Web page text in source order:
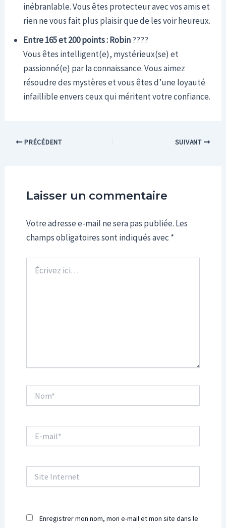
inébranlable. Vous êtes protecteur avec vos amis et
rien ne vous fait plus plaisir que de les voir heureux.
Entre 165 et 200 points : Robin????
Vous êtes intelligent(e), mystérieux(se) et
passionné(e) par la connaissance. Vous aimez
résoudre des mystères et vous êtes d’une loyauté
infaillible envers ceux qui méritent votre confiance.
PRÉCÉDENT SUIVANT
Laisser un commentaire
Votre adresse e-mail ne sera pas publiée. Les
champs obligatoires sont indiqués avec *
ici…
mail*
Internet
Enregistrer mon nom, mon e-mail et mon site dans le